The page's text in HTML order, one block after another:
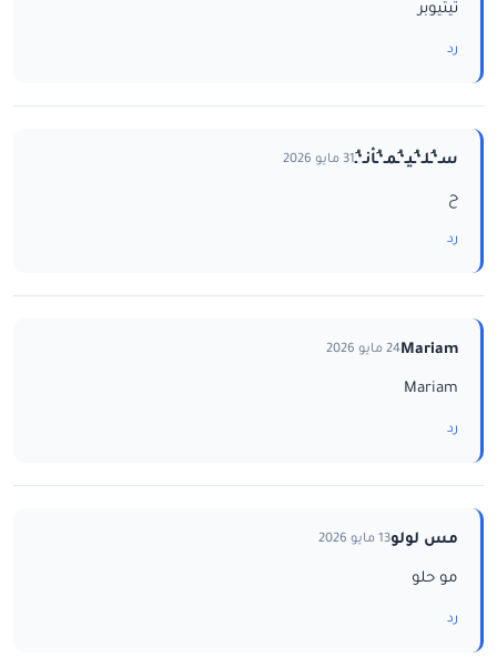
تيتيوبر
رد
سـ‘ـُلـ‘ـُيـ‘ـُمـ‘ـُاْنـ‘ـُ31 مايو 2026
ح
رد
Mariam24 مايو 2026
Mariam
رد
مس لولو13 مايو 2026
مو حلو
رد